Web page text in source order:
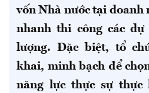
vốn Nhà nước tại doanh
nhanh thi công các
lượng. Đặc biệt, tổ
khai, minh bạch để
năng lực thực sự